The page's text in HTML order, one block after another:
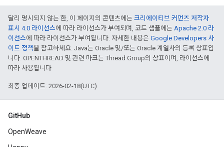
달리 명시되지 않는 한, 이 페이지의 콘텐츠에는 크리에이티브 커먼즈 저작자
표시 4.0 라이선스에 따라 라이선스가 부여되며, 코드 샘플에는 Apache 2.0 라
이선스에 따라 라이선스가 부여됩니다. 자세한 내용은 Google Developers 사
이트 정책을 참고하세요. Java는 Oracle 및/또는 Oracle 계열사의 등록 상표입
니다. OPENTHREAD 및 관련 마크는 Thread Group의 상표이며, 라이선스에
따라 사용됩니다.
최종 업데이트: 2026-02-18(UTC)
GitHub
OpenWeave